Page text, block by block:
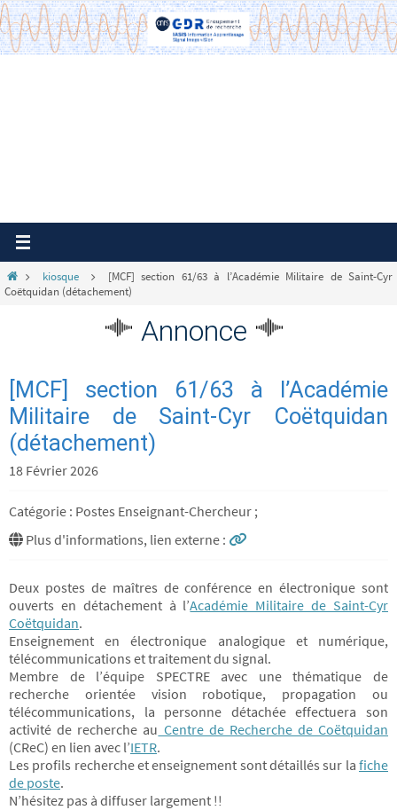
Passer
vers
le
Homekiosque
[MCF] section 61/63 à l’Académie Militaire de Saint-Cyr
Coëtquidan (détachement)
Annonce
[MCF] section 61/63 à l’Académie
Militaire de Saint-Cyr Coëtquidan
(détachement)
18 Février 2026
Catégorie : Postes Enseignant-Chercheur ;
Plus d'informations, lien externe :
Deux postes de maîtres de conférence en électronique sont
ouverts en détachement à l’Académie Militaire de Saint-Cyr
Coëtquidan.
Enseignement en électronique analogique et numérique,
télécommunications et traitement du signal.
Membre de l’équipe SPECTRE avec une thématique de
recherche orientée vision robotique, propagation ou
télécommunications, la personne détachée effectuera son
activité de recherche au Centre de Recherche de Coëtquidan
(CReC) en lien avec l’IETR.
Les profils recherche et enseignement sont détaillés sur la fiche
de poste.
N’hésitez pas à diffuser largement !!